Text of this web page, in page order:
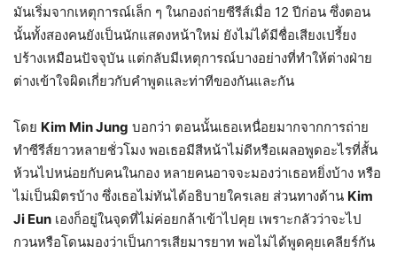
มันเริ่มจากเหตุการณ์เล็ก ๆ ในกองถ่ายซีรีส์เมื่อ 12 ปีก่อน ซึ่งตอน
นั้นทั้งสองคนยังเป็นนักแสดงหน้าใหม่ ยังไม่ได้มีชื่อเสียงเปรี้ยง
ปร้างเหมือนปัจจุบัน แต่กลับมีเหตุการณ์บางอย่างที่ทำให้ต่างฝ่าย
ต่างเข้าใจผิดเกี่ยวกับคำพูดและท่าทีของกันและกัน
โดย Kim Min Jung บอกว่า ตอนนั้นเธอเหนื่อยมากจากการถ่าย
ทำซีรีส์ยาวหลายชั่วโมง พอเธอมีสีหน้าไม่ดีหรือเผลอพูดอะไรที่สั้น
ห้วนไปหน่อยกับคนในกอง หลายคนอาจจะมองว่าเธอหยิ่งบ้าง หรือ
ไม่เป็นมิตรบ้าง ซึ่งเธอไม่ทันได้อธิบายใครเลย ส่วนทางด้าน Kim
Ji Eun เองก็อยู่ในจุดที่ไม่ค่อยกล้าเข้าไปคุย เพราะกลัวว่าจะไป
กวนหรือโดนมองว่าเป็นการเสียมารยาท พอไม่ได้พูดคุยเคลียร์กัน